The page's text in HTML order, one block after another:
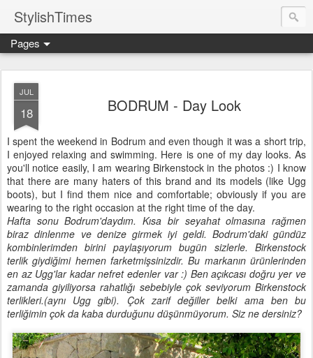
StylishTimes
Pages
JUL
18 BODRUM - Day Look
I spent the weekend in Bodrum and even though it was a short trip,
I enjoyed relaxing and swimming. Here is one of my day looks. As
you'll notice easily, I am wearing Birkenstock in the photos :) I know
that there are many haters of this brand and its models (like Ugg
boots), but I find them nice and comfortable; obviously if you are
wearing to the right occasion at the right time of the day.
Hafta sonu Bodrum'daydım. Kısa bir seyahat olmasına rağmen
biraz dinlenme ve denize girmek iyi geldi. Bodrum'daki gündüz
kombinlerimden birini paylaşıyorum bugün sizlerle. Birkenstock
terlik giydiğimi hemen farketmişsinizdir. Bu markanın ürünlerinden
en az Ugg'lar kadar nefret edenler var :) Ben açıkcası doğru yer ve
zamanda giyiliyorsa rahatlığı sebebiyle çok seviyorum Birkenstock
terlikleri.(aynı Ugg gibi). Çok zarif değiller belki ama ben bu
terliğimin çok da kaba durduğunu düşünmüyorum. Siz ne dersiniz?